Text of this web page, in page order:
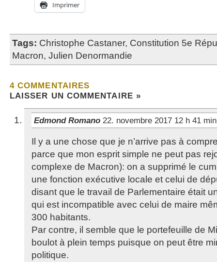
Imprimer
Tags: Christophe Castaner, Constitution 5e
Macron, Julien Denormandie
4 COMMENTAIRES
LAISSER UN COMMENTAIRE »
Edmond Romano 22. novembre 2017 12 h 41
Il y a une chose que je n’arrive pas à
parce que mon esprit simple ne peut pas
complexe de Macron): on a supprimé le
une fonction exécutive locale et celui de
disant que le travail de Parlementaire était
qui est incompatible avec celui de maire
300 habitants.
Par contre, il semble que le portefeuille de
boulot à plein temps puisque on peut être
politique.